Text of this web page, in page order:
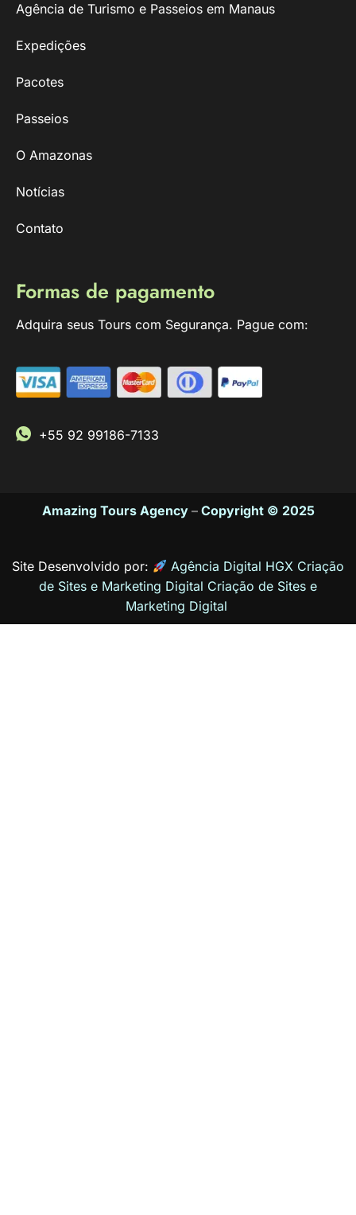
Agência de Turismo e Passeios em Manaus
Expedições
Pacotes
Passeios
O Amazonas
Notícias
Contato
Formas de pagamento
Adquira seus Tours com Segurança. Pague com:
+55 92 99186-7133
Amazing Tours Agency– Copyright © 2025
Site Desenvolvido por:
Agência Digital HGX Criação
de Sites e Marketing Digital Criação de Sites e
Marketing Digital